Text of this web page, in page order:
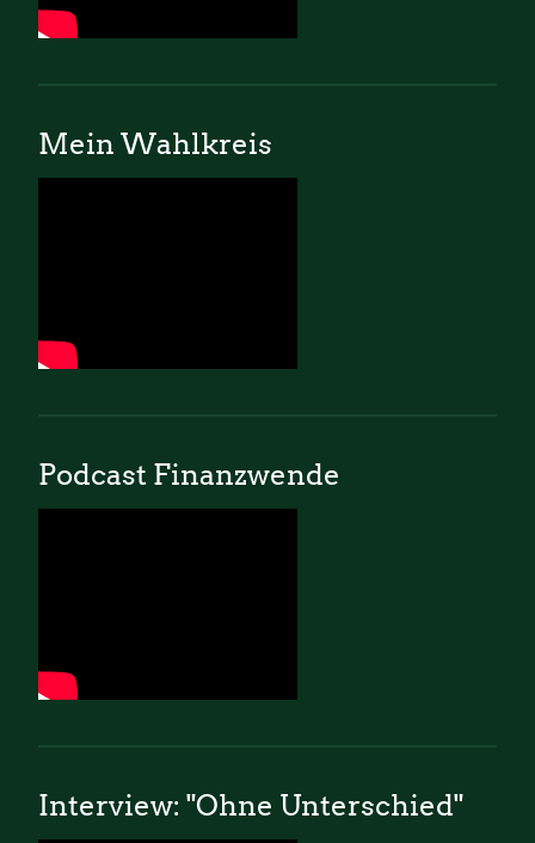
Mein Wahlkreis
Podcast Finanzwende
Interview: "Ohne Unterschied"